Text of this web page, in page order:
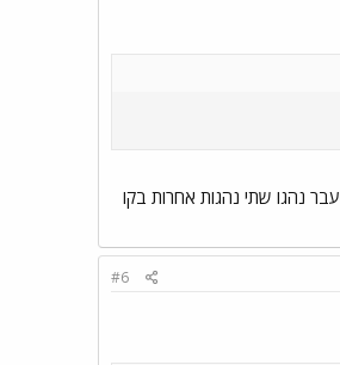
שני שעבר נהגו שתי נהגות אחרות בקו
#6